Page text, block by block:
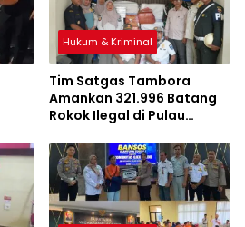
Hukum & Kriminal
Tim Satgas Tambora
Amankan 321.996 Batang
Rokok Ilegal di Pulau